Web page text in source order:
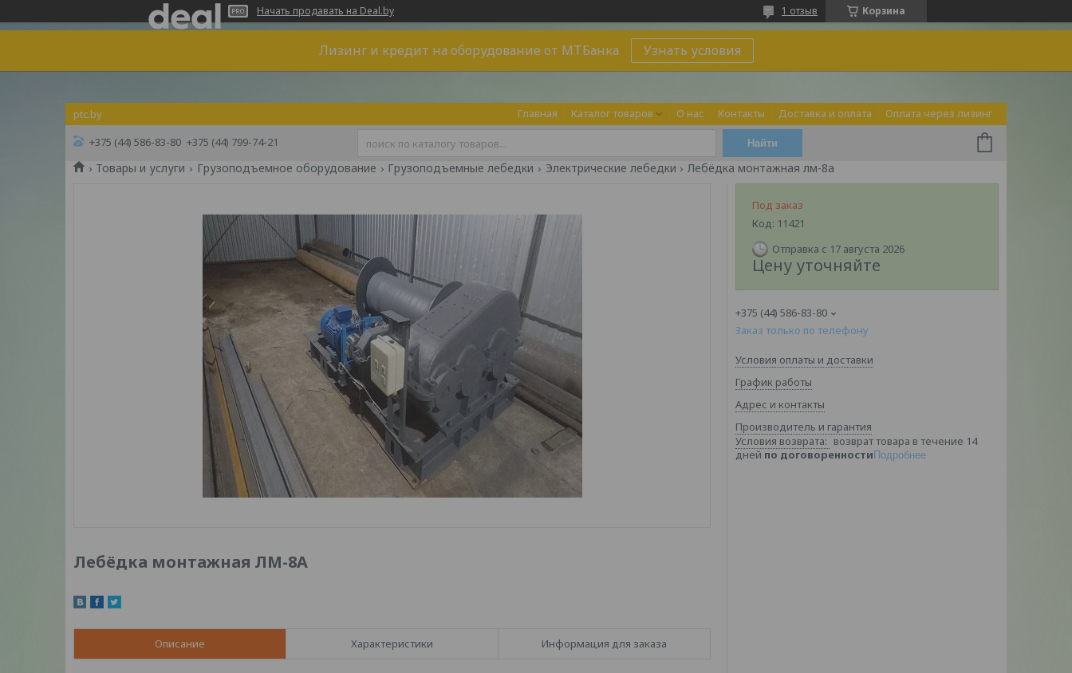
Начать продавать на Deal.by Корзина
1 отзыв
Лизинг и кредит на оборудование от МТБанка Узнать условия
ptc.by Главная Каталог товаров О нас Контакты Доставка и оплата Оплата через лизинг
+375 (44) 586-83-80 +375 (44) 799-74-21 Найти
Товары и услуги Грузоподъемное оборудование Грузоподъемные лебедки Электрические лебедки Лебёдка монтажная лм-8а
Лебёдка монтажная ЛМ-8А
Описание Характеристики Информация для заказа
Под заказ
Код: 11421
Отправка с 17 августа 2026
Цену уточняйте
+375 (44) 586-83-80
Заказ только по телефону
Условия оплаты и доставки
График работы
Адрес и контакты
Производитель и гарантия
возврат товара в течение 14
дней по договоренности Подробнее